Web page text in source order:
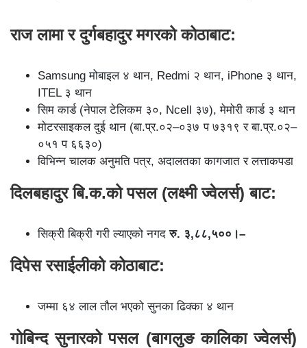
राज लामा र दुर्गबहादुर मगरको कोठाबाट:
Samsung मोबाइल ४ थान, Redmi २ थान, iPhone ३ थान,
ITEL ३ थान
सिम कार्ड (नेपाल टेलिकम ३०, Ncell ३७), मेमोरी कार्ड ३ थान
मोटरसाइकल दुई थान (बा.प्र.०२–०३७ प ७३१९ र बा.प्र.०२–
०५१ प ६६३०)
विभिन्न चालक अनुमति पत्र, अदालतका कागजात र लत्ताकपडा
दिलबहादुर बि.क.को पसल (लक्ष्मी ज्वेलर्स) बाट:
सिक्री बिक्री गरी ल्याएको नगदरु. ३,८८,५००।–
दिपेस रसाईलीको कोठाबाट:
जम्मा ६४ लाल तौल भएको सुनका ढिक्का ४ थान
गोबिन्द सुनारको पसल (बागलुङ कालिका ज्वेलर्स)